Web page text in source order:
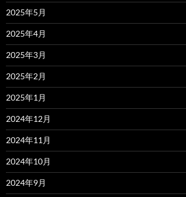
2025年5月
2025年4月
2025年3月
2025年2月
2025年1月
2024年12月
2024年11月
2024年10月
2024年9月